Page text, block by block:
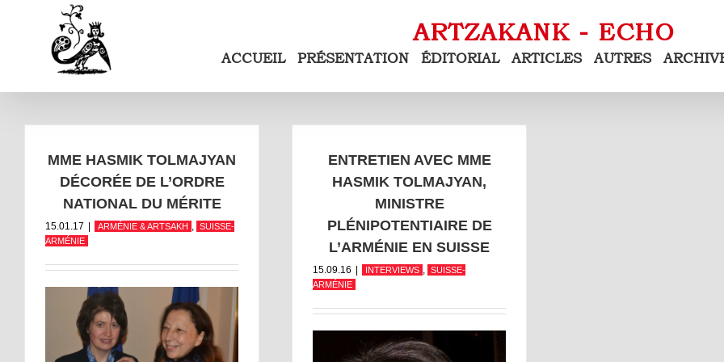
ACCUEIL PRÉSENTATION ÉDITORIAL ARTICLES AUTRES
MME HASMIK TOLMAJYAN
DÉCORÉE DE L’ORDRE
NATIONAL DU MÉRITE
15.01.17 ARMÉNIE & ARTSAKH , SUISSE-
ARMÉNIE
ENTRETIEN AVEC MME
HASMIK TOLMAJYAN,
MINISTRE
PLÉNIPOTENTIAIRE DE
L’ARMÉNIE EN SUISSE
15.09.16 INTERVIEWS , SUISSE-
ARMÉNIE